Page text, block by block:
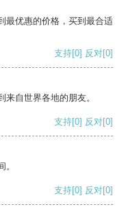
最优惠的价格，买到最合适
支持[0] 反对[0]
自世界各地的朋友。
支持[0] 反对[0]
支持[0] 反对[0]